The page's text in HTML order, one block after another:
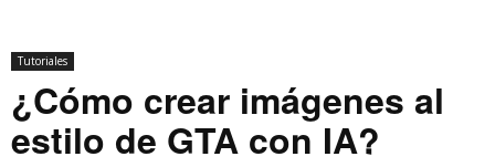
Tutoriales
¿Cómo crear imágenes al
estilo de GTA con IA?